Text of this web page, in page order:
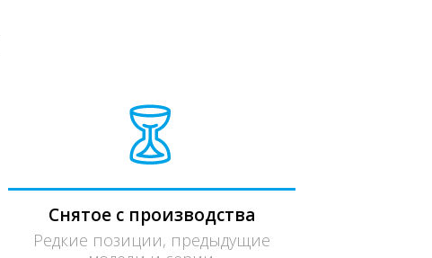
Снятое с производства
Редкие позиции, предыдущие